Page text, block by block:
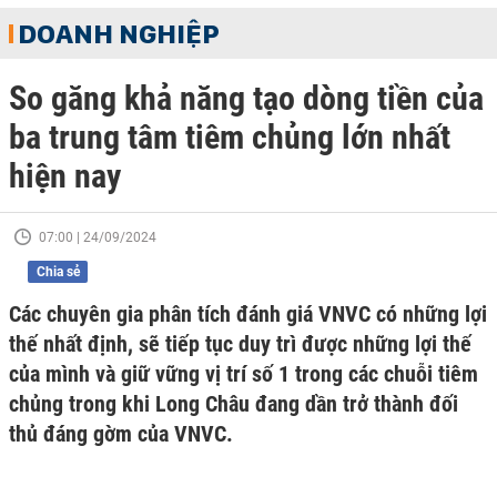
DOANH NGHIỆP
So găng khả năng tạo dòng tiền của
ba trung tâm tiêm chủng lớn nhất
hiện nay
07:00 | 24/09/2024
Chia sẻ
Các chuyên gia phân tích đánh giá VNVC có những lợi
thế nhất định, sẽ tiếp tục duy trì được những lợi thế
của mình và giữ vững vị trí số 1 trong các chuỗi tiêm
chủng trong khi Long Châu đang dần trở thành đối
thủ đáng gờm của VNVC.